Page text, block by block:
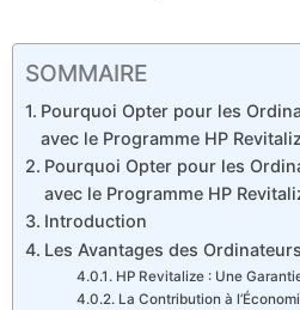
SOMMAIRE
Pourquoi Opter pour les
avec le Programme HP
Pourquoi Opter pour les
avec le Programme HP
Introduction
Les Avantages des
HP Revitalize : Une
La Contribution à